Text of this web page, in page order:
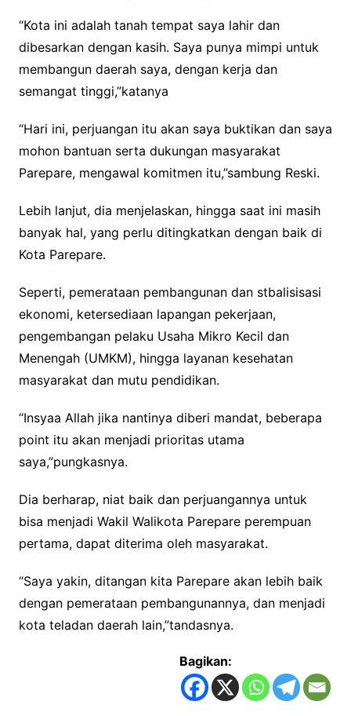
“Kota ini adalah tanah tempat saya lahir dan
dibesarkan dengan kasih. Saya punya mimpi untuk
membangun daerah saya, dengan kerja dan
semangat tinggi,”katanya
“Hari ini, perjuangan itu akan saya buktikan dan saya
mohon bantuan serta dukungan masyarakat
Parepare, mengawal komitmen itu,”sambung Reski.
Lebih lanjut, dia menjelaskan, hingga saat ini masih
banyak hal, yang perlu ditingkatkan dengan baik di
Kota Parepare.
Seperti, pemerataan pembangunan dan stbalisisasi
ekonomi, ketersediaan lapangan pekerjaan,
pengembangan pelaku Usaha Mikro Kecil dan
Menengah (UMKM), hingga layanan kesehatan
masyarakat dan mutu pendidikan.
“Insyaa Allah jika nantinya diberi mandat, beberapa
point itu akan menjadi prioritas utama
saya,”pungkasnya.
Dia berharap, niat baik dan perjuangannya untuk
bisa menjadi Wakil Walikota Parepare perempuan
pertama, dapat diterima oleh masyarakat.
“Saya yakin, ditangan kita Parepare akan lebih baik
dengan pemerataan pembangunannya, dan menjadi
kota teladan daerah lain,”tandasnya.
Bagikan: